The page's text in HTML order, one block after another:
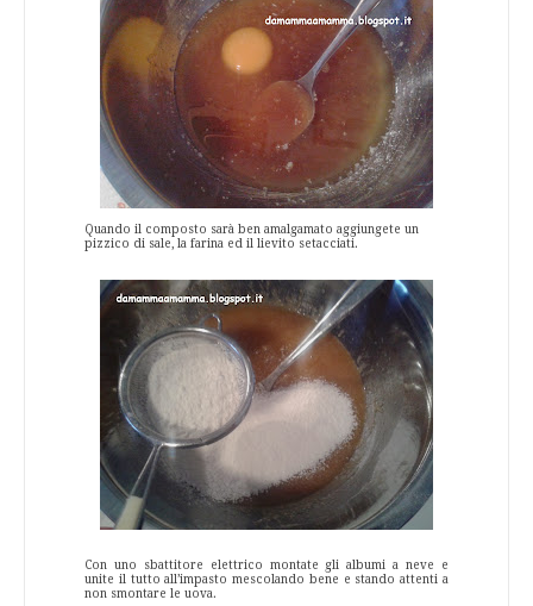
Quando il composto sarà ben amalgamato aggiungete un
pizzico di sale, la farina ed il lievito setacciati.
Con uno sbattitore elettrico montate gli albumi a neve e
unite il tutto all’impasto mescolando bene e stando attenti a
non smontare le uova.